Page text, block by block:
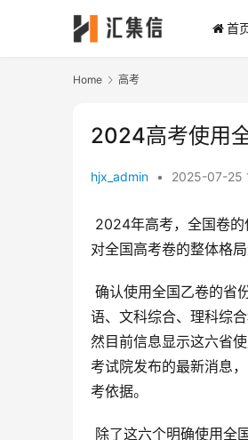
首
Home 高考
2024高考使用
hjx_admin • 2025-07-25
对全国高考卷的整体格
语、文科综合、理科综
然目前信息显示这六省
考试院发布的最新消息
考依据。